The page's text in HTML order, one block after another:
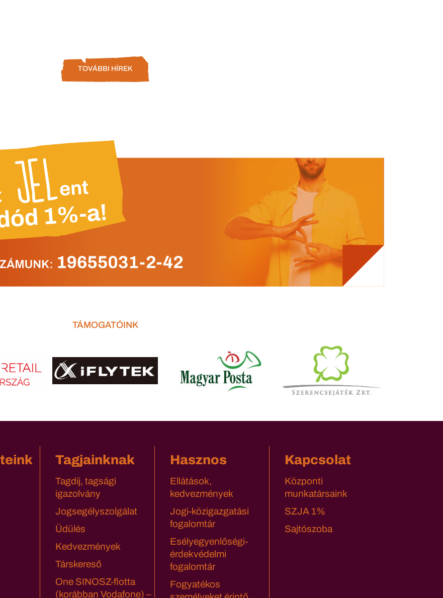
TOVÁBBI HÍREK
TÁMOGATÓINK
Tagjainknak
Tagdíj, tagsági
igazolvány
Jogsegélyszolgálat
Üdülés
Kedvezmények
Társkereső
One SINOSZ-flotta
(korábban Vodafone) –
Hasznos
Ellátások,
kedvezmények
Jogi-közigazgatási
fogalomtár
Esélyegyenlőségi-
érdekvédelmi
fogalomtár
Fogyatékos
Kapcsolat
Központi
munkatársaink
SZJA 1%
Sajtószoba